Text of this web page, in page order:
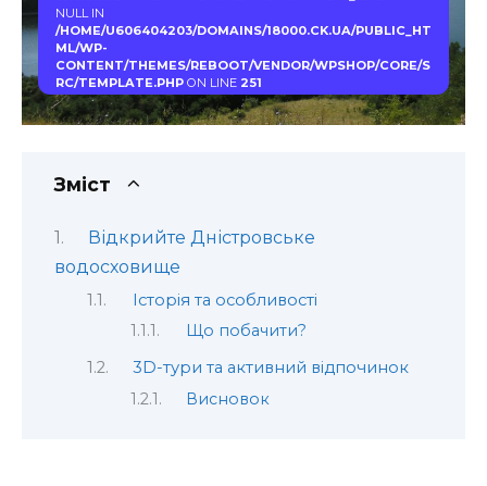
NULL IN
/HOME/U606404203/DOMAINS/18000.CK.UA/PUBLIC_HT
ML/WP-
CONTENT/THEMES/REBOOT/VENDOR/WPSHOP/CORE/S
RC/TEMPLATE.PHPON LINE 251
Зміст
Відкрийте Дністровське
водосховище
Історія та особливості
Що побачити?
3D-тури та активний відпочинок
Висновок